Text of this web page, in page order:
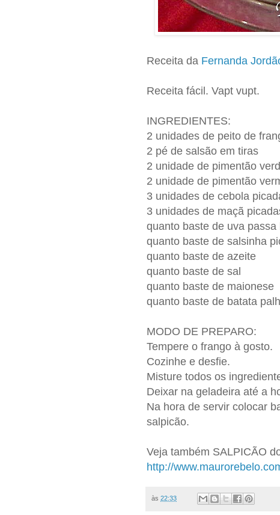
Receita da Fernanda
Receita fácil. Vapt vupt.
INGREDIENTES:
2 unidades de peito de
2 pé de salsão em tiras
2 unidade de pimentão
2 unidade de pimentão
3 unidades de cebola
3 unidades de maçã
quanto baste de uva
quanto baste de salsinha
quanto baste de azeite
quanto baste de sal
quanto baste de maionese
quanto baste de batata
MODO DE PREPARO:
Tempere o frango à gosto.
Cozinhe e desfie.
Misture todos os
Deixar na geladeira até a
Na hora de servir colocar
salpicão.
Veja também SALPICÃO
http://
às 22:33